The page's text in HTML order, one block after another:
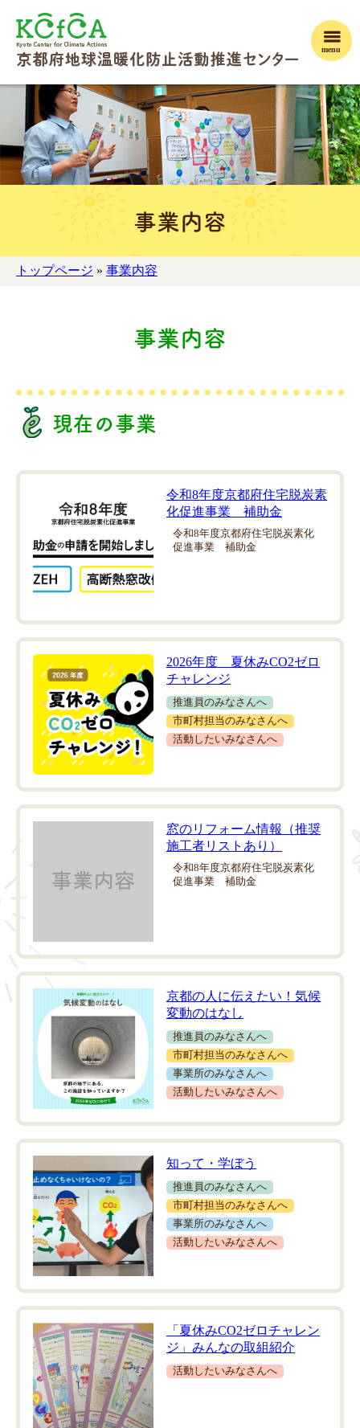
menu
事業内容
トップページ » 事業内容
事業内容
現在の事業
令和8年度京都府住宅脱炭素
化促進事業 補助金
令和8年度京都府住宅脱炭素化
促進事業 補助金
2026年度 夏休みCO2ゼロ
チャレンジ
推進員のみなさんへ
市町村担当のみなさんへ
活動したいみなさんへ
窓のリフォーム情報（推奨
施工者リストあり）
令和8年度京都府住宅脱炭素化
促進事業 補助金
京都の人に伝えたい！気候
変動のはなし
推進員のみなさんへ
市町村担当のみなさんへ
事業所のみなさんへ
活動したいみなさんへ
知って・学ぼう
推進員のみなさんへ
市町村担当のみなさんへ
事業所のみなさんへ
活動したいみなさんへ
「夏休みCO2ゼロチャレン
ジ」みんなの取組紹介
活動したいみなさんへ